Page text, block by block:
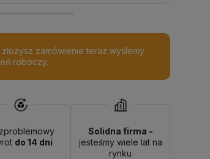
zamówienie teraz wyślemy
roboczy.
do 14 dni
Solidna firma -
jesteśmy wiele lat na
rynku